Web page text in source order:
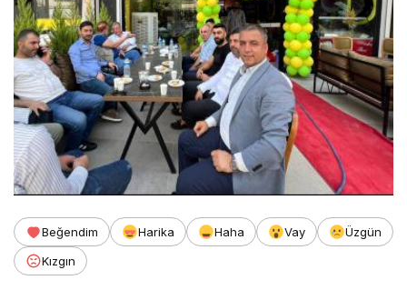
Beğendim Harika Haha Vay
Üzgün
Kızgın